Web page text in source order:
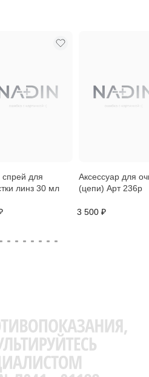
спрей для
линз 30 мл
Аксессуар для
(цепи) Арт 236р
3 500 ₽